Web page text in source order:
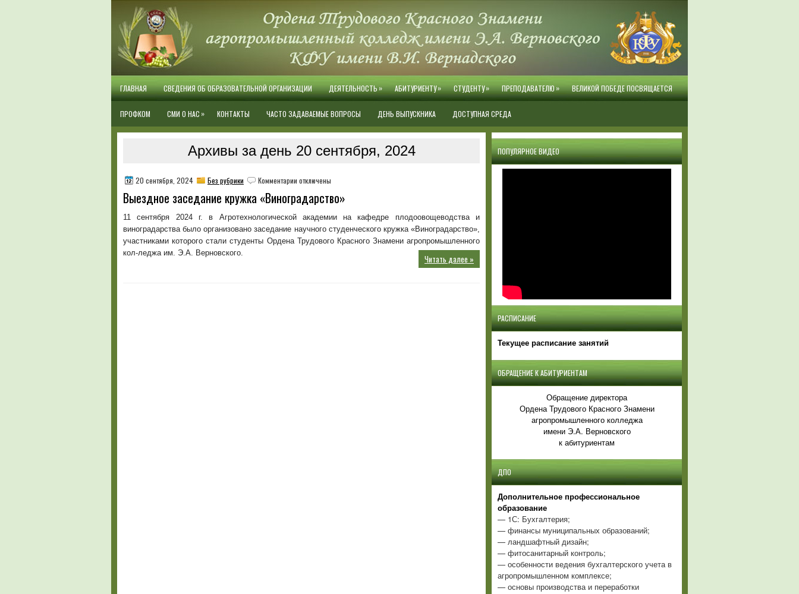
ГЛАВНАЯ СВЕДЕНИЯ ОБ ОБРАЗОВАТЕЛЬНОЙ ОРГАНИЗАЦИИ ДЕЯТЕЛЬНОСТЬ» АБИТУРИЕНТУ» СТУДЕНТУ» ПРЕПОДАВАТЕЛЮ» ВЕЛИКОЙ ПОБЕДЕ ПОСВЯЩАЕТСЯ
ПРОФКОМ СМИ О НАС » КОНТАКТЫ ЧАСТО ЗАДАВАЕМЫЕ ВОПРОСЫ ДЕНЬ ВЫПУСКНИКА ДОСТУПНАЯ СРЕДА
Архивы за день 20 сентября, 2024
20 сентября, 2024 Без рубрики Комментарии к
Выездное
кружка
«Виноградарство»
отключены
Выездное заседание кружка «Виноградарство»
11 сентября 2024 г. в Агротехнологической академии на кафедре плодоовощеводства и
виноградарства было организовано заседание научного студенческого кружка «Виноградарство»,
участниками которого стали студенты Ордена Трудового Красного Знамени агропромышленного
кол-леджа им. Э.А. Верновского.
Читать далее »
ПОПУЛЯРНОЕ ВИДЕО
РАСПИСАНИЕ
Текущее расписание занятий
ОБРАЩЕНИЕ К АБИТУРИЕНТАМ
Обращение директора
Ордена Трудового Красного Знамени
агропромышленного колледжа
имени Э.А. Верновского
к абитуриентам
ДПО
Дополнительное профессиональное
образование
— 1С: Бухгалтерия;
— финансы муниципальных образований;
— ландшафтный дизайн;
— фитосанитарный контроль;
— особенности ведения бухгалтерского учета в
агропромышленном комплексе;
— основы производства и переработки